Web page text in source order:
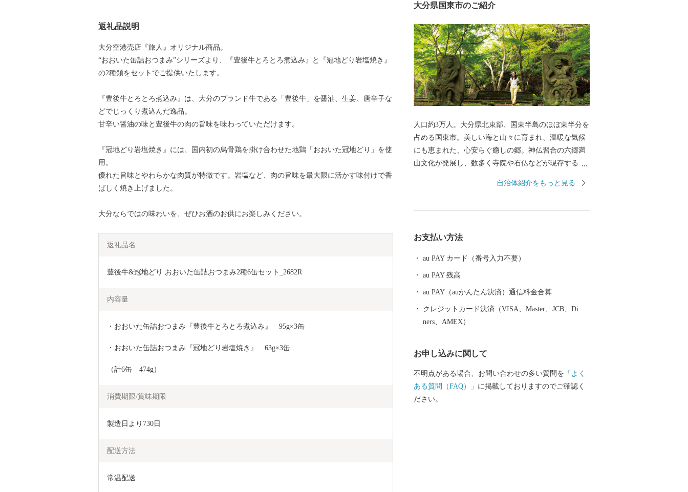
返礼品説明
大分空港売店『旅人』オリジナル商品。
“おおいた缶詰おつまみ”シリーズより、『豊後牛とろとろ煮込み』と『冠地どり岩塩焼き』
の2種類をセットでご提供いたします。
『豊後牛とろとろ煮込み』は、大分のブランド牛である「豊後牛」を醤油、生姜、唐辛子な
どでじっくり煮込んだ逸品。
甘辛い醤油の味と豊後牛の肉の旨味を味わっていただけます。
『冠地どり岩塩焼き』には、国内初の烏骨鶏を掛け合わせた地鶏「おおいた冠地どり」を使
用。
優れた旨味とやわらかな肉質が特徴です。岩塩など、肉の旨味を最大限に活かす味付けで香
ばしく焼き上げました。
大分ならではの味わいを、ぜひお酒のお供にお楽しみください。
返礼品名
豊後牛&冠地どり おおいた缶詰おつまみ2種6缶セット_2682R
内容量
・おおいた缶詰おつまみ『豊後牛とろとろ煮込み』　95g×3缶
・おおいた缶詰おつまみ『冠地どり岩塩焼き』　63g×3缶
（計6缶　474g）
消費期限/賞味期限
製造日より730日
配送方法
常温配送
大分県国東市のご紹介
人口約3万人。大分県北東部、国東半島のほぼ東半分を
占める国東市。美しい海と山々に育まれ、温暖な気候
にも恵まれた、心安らぐ癒しの郷。神仏習合の六郷満
山文化が発展し、数多く寺院や石仏などが現存するこ
て、やはり一番の自慢は、半島ならではの豊かな自然
ています。大分空港から東京（羽田）までは1時間半！
都会との行き来がしやすくとっても便利です。また大
自治体紹介をもっと見る
お支払い方法
au PAY カード（番号入力不要）
au PAY 残高
au PAY（auかんたん決済）通信料金合算
クレジットカード決済（VISA、Master、JCB、Di
ners、AMEX）
お申し込みに関して
不明点がある場合、お問い合わせの多い質問を 「よく
ある質問（FAQ）」 に掲載しておりますのでご確認く
ださい。